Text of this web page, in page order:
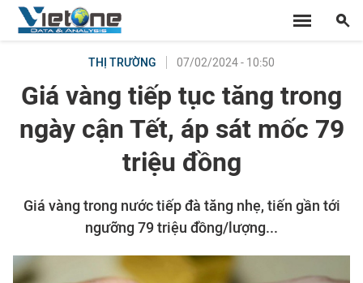
THỊ TRƯỜNG 07/02/2024 - 10:50
Giá vàng tiếp tục tăng trong
ngày cận Tết, áp sát mốc 79
triệu đồng
Giá vàng trong nước tiếp đà tăng nhẹ, tiến gần tới
ngưỡng 79 triệu đồng/lượng...